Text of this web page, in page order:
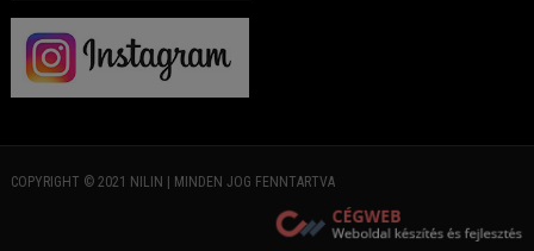
COPYRIGHT © 2021 NILIN | MINDEN JOG FENNTARTVA